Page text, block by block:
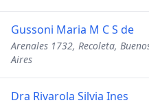
Gussoni Maria M C S de
Arenales 1732, Recoleta,
Aires
Dra Rivarola Silvia Ines